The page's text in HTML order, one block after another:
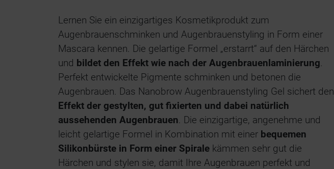
Lernen Sie ein einzigartiges Kosmetikprodukt zum
Augenbrauenschminken und Augenbrauenstyling in Form einer
Mascara kennen. Die gelartige Formel „erstarrt“ auf den Härchen
und bildet den Effekt wie nach der Augenbrauenlaminierung.
Perfekt entwickelte Pigmente schminken und betonen die
Augenbrauen. Das Nanobrow Augenbrauenstyling Gel sichert den
Effekt der gestylten, gut fixierten und dabei natürlich
aussehenden Augenbrauen. Die einzigartige, angenehme und
leicht gelartige Formel in Kombination mit einer bequemen
Silikonbürste in Form einer Spirale kämmen sehr gut die
Härchen und stylen sie, damit Ihre Augenbrauen perfekt und